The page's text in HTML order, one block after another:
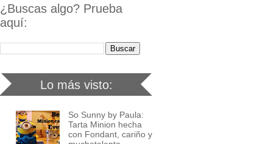
¿Buscas algo? Prueba
aquí:
Lo más visto:
So Sunny by Paula:
Tarta Minion hecha
con Fondant, cariño y